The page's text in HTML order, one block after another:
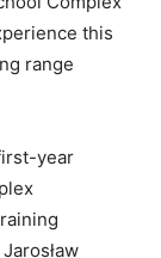
this
range
year